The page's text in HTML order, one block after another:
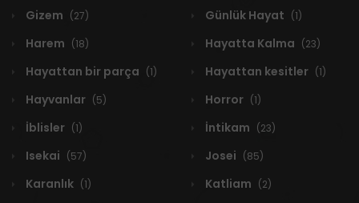
Gizem (27) Günlük Hayat (1)
Harem (18) Hayatta Kalma (23)
Hayattan bir parça (1) Hayattan kesitler (1)
Hayvanlar (5) Horror (1)
İblisler (1) İntikam (23)
Isekai (57) Josei (85)
Karanlık (1) Katliam (2)